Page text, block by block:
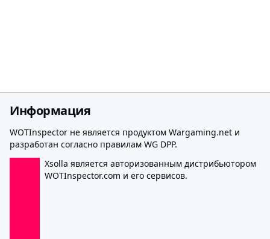
Информация
WOTInspector не является продуктом Wargaming.net и
разработан согласно правилам WG DPP.
Xsolla является авторизованным дистрибьютором
WOTInspector.com и его сервисов.